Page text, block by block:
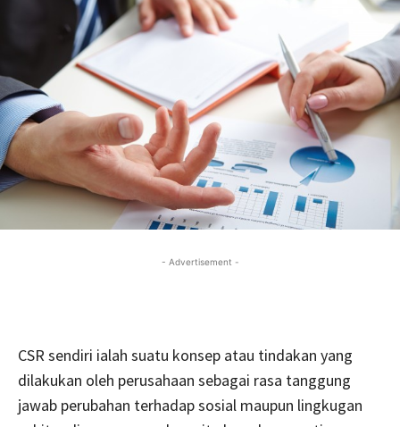
- Advertisement -
CSR sendiri ialah suatu konsep atau tindakan yang
dilakukan oleh perusahaan sebagai rasa tanggung
jawab perubahan terhadap sosial maupun lingkugan